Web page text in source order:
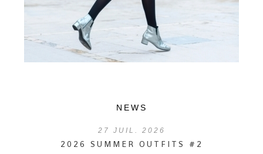
NEWS
27 JUIL. 2026
2026 SUMMER OUTFITS #2